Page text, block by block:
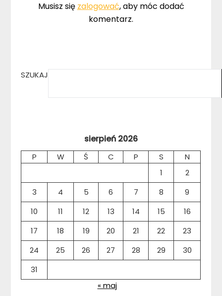
Musisz się zalogować, aby móc dodać
komentarz.
SZUKAJ
sierpień 2026
P W Ś C P S
N
1
2
3
4 5 6 7 8
9
10
11 12 13 14 15
16
17
18 19 20 21 22
23
24
25 26 27 28 29
30
31
« maj